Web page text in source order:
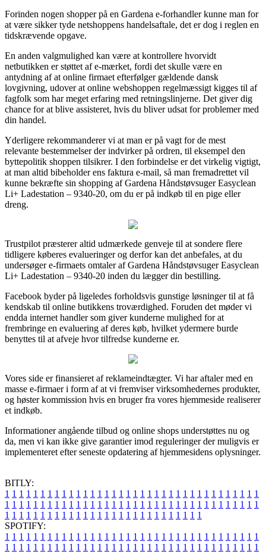
Forinden nogen shopper på en Gardena e-forhandler kunne man for
at være sikker tyde netshoppens handelsaftale, det er dog i reglen en
tidskrævende opgave.
En anden valgmulighed kan være at kontrollere hvorvidt
netbutikken er støttet af e-mærket, fordi det skulle være en
antydning af at online firmaet efterfølger gældende dansk
lovgivning, udover at online webshoppen regelmæssigt kigges til af
fagfolk som har meget erfaring med retningslinjerne. Det giver dig
chance for at blive assisteret, hvis du bliver udsat for problemer med
din handel.
Yderligere rekommanderer vi at man er på vagt for de mest
relevante bestemmelser der indvirker på ordren, til eksempel den
byttepolitik shoppen tilsikrer. I den forbindelse er det virkelig vigtigt,
at man altid bibeholder ens faktura e-mail, så man fremadrettet vil
kunne bekræfte sin shopping af Gardena Håndstøvsuger Easyclean
Li+ Ladestation – 9340-20, om du er på indkøb til en pige eller
dreng.
Trustpilot præsterer altid udmærkede genveje til at sondere flere
tidligere køberes evalueringer og derfor kan det anbefales, at du
undersøger e-firmaets omtaler af Gardena Håndstøvsuger Easyclean
Li+ Ladestation – 9340-20 inden du lægger din bestilling.
Facebook byder på ligeledes forholdsvis gunstige løsninger til at få
kendskab til online butikkens troværdighed. Foruden det møder vi
endda internet handler som giver kunderne mulighed for at
frembringe en evaluering af deres køb, hvilket ydermere burde
benyttes til at afveje hvor tilfredse kunderne er.
Vores side er finansieret af reklameindtægter. Vi har aftaler med en
masse e-firmaer i form af at vi fremviser virksomhedernes produkter,
og høster kommission hvis en bruger fra vores hjemmeside realiserer
et indkøb.
Informationer angående tilbud og online shops understøttes nu og
da, men vi kan ikke give garantier imod reguleringer der muligvis er
implementeret efter seneste opdatering af hjemmesidens oplysninger.
BITLY:
1 1 1 1 1 1 1 1 1 1 1 1 1 1 1 1 1 1 1 1 1 1 1 1 1 1 1 1 1 1 1 1 1 1 1 1
1 1 1 1 1 1 1 1 1 1 1 1 1 1 1 1 1 1 1 1 1 1 1 1 1 1 1 1 1 1 1 1 1 1 1 1
1 1 1 1 1 1 1 1 1 1 1 1 1 1 1 1 1 1 1 1 1 1 1 1 1 1 1 1
SPOTIFY:
1 1 1 1 1 1 1 1 1 1 1 1 1 1 1 1 1 1 1 1 1 1 1 1 1 1 1 1 1 1 1 1 1 1 1 1
1 1 1 1 1 1 1 1 1 1 1 1 1 1 1 1 1 1 1 1 1 1 1 1 1 1 1 1 1 1 1 1 1 1 1 1